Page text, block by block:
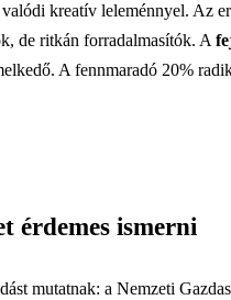
kreatív leleménnyel. Az
de ritkán forradalmasítók. A
A fennmaradó 20%
érdemes ismerni
mutatnak: a Nemzeti